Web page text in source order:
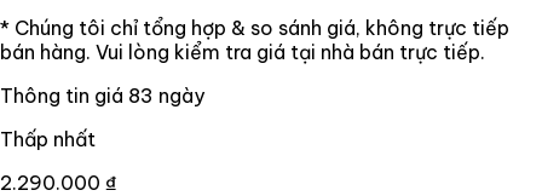
* Chúng tôi chỉ tổng hợp & so sánh giá, không trực tiếp
bán hàng. Vui lòng kiểm tra giá tại nhà bán trực tiếp.
Thông tin giá 83 ngày
Thấp nhất
2.290.000 ₫